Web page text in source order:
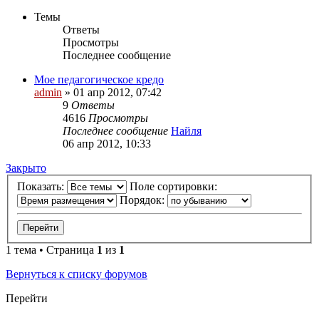
Темы
Ответы
Просмотры
Последнее сообщение
Мое педагогическое кредо
admin » 01 апр 2012, 07:42
9 Ответы
4616 Просмотры
Последнее сообщение Найля
06 апр 2012, 10:33
Закрыто
Показать:
Поле сортировки:
Порядок:
1 тема • Страница 1 из 1
Вернуться к списку форумов
Перейти